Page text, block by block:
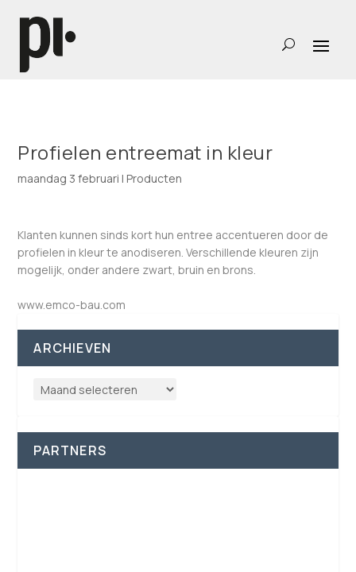
Profielen entreemat in kleur
maandag 3 februari | Producten
Klanten kunnen sinds kort hun entree accentueren door de
profielen in kleur te anodiseren. Verschillende kleuren zijn
mogelijk, onder andere zwart, bruin en brons.
www.emco-bau.com
ARCHIEVEN
PARTNERS